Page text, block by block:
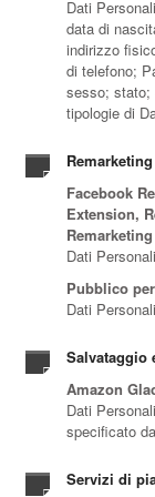
Dati
data di
indirizzo
di telefono;
sesso; stato;
tipologie di
Facebook
Extension,
Dati
Pubblico
Dati
Salvataggio
Amazon
Dati
specificato
Servizi di